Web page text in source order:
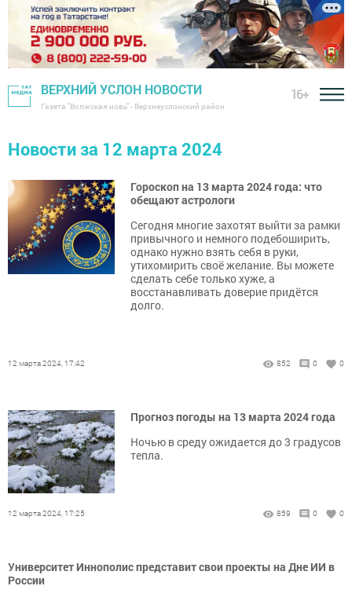
ВЕРХНИЙ УСЛОН НОВОСТИ
Газета "Волжская новь" - Верхнеуслонский район
16+
Новости за 12 марта 2024
Гороскоп на 13 марта 2024 года: что
обещают астрологи
Сегодня многие захотят выйти за рамки
привычного и немного подебоширить,
однако нужно взять себя в руки,
утихомирить своё желание. Вы можете
сделать себе только хуже, а
восстанавливать доверие придётся
долго.
12 марта 2024, 17:42 852 0 0
Прогноз погоды на 13 марта 2024 года
Ночью в среду ожидается до 3 градусов
тепла.
12 марта 2024, 17:25 859 0 0
Университет Иннополис представит свои проекты на Дне ИИ в
России